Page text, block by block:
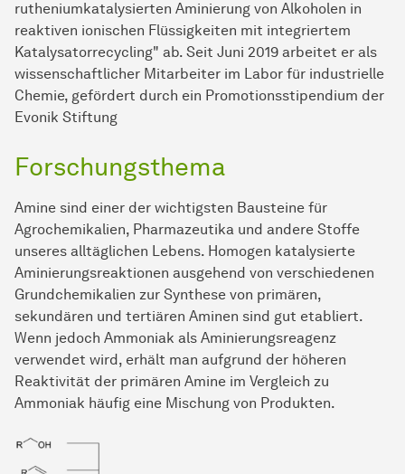
rutheniumkatalysierten Aminierung von Alkoholen in
reaktiven ionischen Flüssigkeiten mit integriertem
Katalysatorrecycling" ab. Seit Juni 2019 arbeitet er als
wissenschaftlicher Mitarbeiter im Labor für industrielle
Chemie, gefördert durch ein Promotionsstipendium der
Evonik Stiftung
Forschungsthema
Amine sind einer der wichtigsten Bausteine für
Agrochemikalien, Pharmazeutika und andere Stoffe
unseres alltäglichen Lebens. Homogen katalysierte
Aminierungsreaktionen ausgehend von verschiedenen
Grundchemikalien zur Synthese von primären,
sekundären und tertiären Aminen sind gut etabliert.
Wenn jedoch Ammoniak als Aminierungsreagenz
verwendet wird, erhält man aufgrund der höheren
Reaktivität der primären Amine im Vergleich zu
Ammoniak häufig eine Mischung von Produkten.